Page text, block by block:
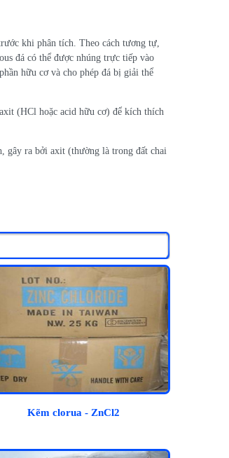
khi phân tích. Theo cách tương tự,
đá có thể được nhúng trực tiếp vào
hữu cơ và cho phép đá bị giải thể
(HCl hoặc acid hữu cơ) để kích thích
gây ra bởi axit (thường là trong đất chai
Kẽm clorua - ZnCl2